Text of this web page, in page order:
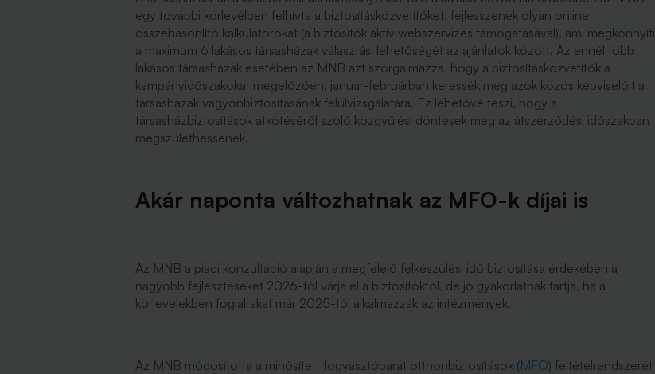
egy további körlevélben felhívta a biztosításközvetítőket: fejlesszenek olyan online
összehasonlító kalkulátorokat (a biztosítók aktív webszervizes támogatásával), ami megkönnyíti
a maximum 6 lakásos társasházak választási lehetőségét az ajánlatok között. Az ennél több
lakásos társasházak esetében az MNB azt szorgalmazza, hogy a biztosításközvetítők a
kampányidőszakokat megelőzően, január-februárban keressék meg azok közös képviselőit a
társasházak vagyonbiztosításának felülvizsgálatára. Ez lehetővé teszi, hogy a
társasházbiztosítások átkötéséről szóló közgyűlési döntések még az átszerződési időszakban
megszülethessenek.
Akár naponta változhatnak az MFO-k díjai is
Az MNB a piaci konzultáció alapján a megfelelő felkészülési idő biztosítása érdekében a
nagyobb fejlesztéseket 2026-tól várja el a biztosítóktól, de jó gyakorlatnak tartja, ha a
körlevelekben foglaltakat már 2025-től alkalmazzák az intézmények.
Az MNB módosította a minősített fogyasztóbarát otthonbiztosítások (MFO) feltételrendszerét